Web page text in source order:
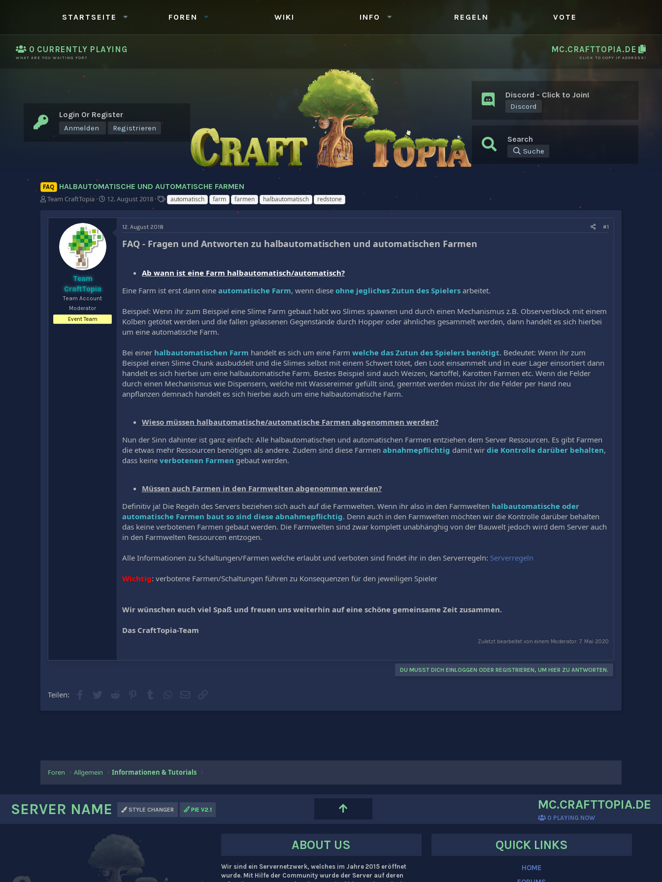
STARTSEITE FOREN WIKI INFO REGELN VOTE
0 CURRENTLY PLAYING
WHAT ARE YOU WAITING FOR?
MC.CRAFTTOPIA.DE
CLICK TO COPY IP ADDRESS!
Login Or Register
Anmelden Registrieren
Discord - Click to Join!
Discord
Search
Suche
FAQ HALBAUTOMATISCHE UND AUTOMATISCHE FARMEN
E
s
Team CraftTopia
E
s
12. August 2018
S
c
g
w
t
automatisch farm farmen halbautomatisch redstone
Team
CraftTopia
Team Account
Moderator
Event Team
12. August 2018 #1
FAQ - Fragen und Antworten zu halbautomatischen und automatischen Farmen
Ab wann ist eine Farm halbautomatisch/automatisch?
Eine Farm ist erst dann eine automatische Farm, wenn diese ohne jegliches Zutun des Spielers arbeitet.
Beispiel: Wenn ihr zum Beispiel eine Slime Farm gebaut habt wo Slimes spawnen und durch einen Mechanismus z.B. Observerblock mit einem
Kolben getötet werden und die fallen gelassenen Gegenstände durch Hopper oder ähnliches gesammelt werden, dann handelt es sich hierbei
um eine automatische Farm.
Bei einer halbautomatischen Farm handelt es sich um eine Farm welche das Zutun des Spielers benötigt. Bedeutet: Wenn ihr zum
Beispiel einen Slime Chunk ausbuddelt und die Slimes selbst mit einem Schwert tötet, den Loot einsammelt und in euer Lager einsortiert dann
handelt es sich hierbei um eine halbautomatische Farm. Bestes Beispiel sind auch Weizen, Kartoffel, Karotten Farmen etc. Wenn die Felder
durch einen Mechanismus wie Dispensern, welche mit Wassereimer gefüllt sind, geerntet werden müsst ihr die Felder per Hand neu
anpflanzen demnach handelt es sich hierbei auch um eine halbautomatische Farm.
Wieso müssen halbautomatische/automatische Farmen abgenommen werden?
Nun der Sinn dahinter ist ganz einfach: Alle halbautomatischen und automatischen Farmen entziehen dem Server Ressourcen. Es gibt Farmen
die etwas mehr Ressourcen benötigen als andere. Zudem sind diese Farmen abnahmepflichtig damit wir die Kontrolle darüber behalten,
dass keine verbotenen Farmen gebaut werden.
Müssen auch Farmen in den Farmwelten abgenommen werden?
Definitiv ja! Die Regeln des Servers beziehen sich auch auf die Farmwelten. Wenn ihr also in den Farmwelten halbautomatische oder
automatische Farmen baut so sind diese abnahmepflichtig. Denn auch in den Farmwelten möchten wir die Kontrolle darüber behalten
das keine verbotenen Farmen gebaut werden. Die Farmwelten sind zwar komplett unabhänghig von der Bauwelt jedoch wird dem Server auch
in den Farmwelten Ressourcen entzogen.
Alle Informationen zu Schaltungen/Farmen welche erlaubt und verboten sind findet ihr in den Serverregeln: Serverregeln
Wichtig: verbotene Farmen/Schaltungen führen zu Konsequenzen für den jeweiligen Spieler
Wir wünschen euch viel Spaß und freuen uns weiterhin auf eine schöne gemeinsame Zeit zusammen.
Das CraftTopia-Team
Zuletzt bearbeitet von einem Moderator: 7. Mai 2020
DU MUSST DICH EINLOGGEN ODER REGISTRIEREN, UM HIER ZU ANTWORTEN.
Teilen:
Foren Allgemein Informationen & Tutorials
SERVER NAME STYLE CHANGER PIE V2.1 MC.CRAFTTOPIA.DE
0 PLAYING NOW
ABOUT US
Wir sind ein Servernetzwerk, welches im Jahre 2015 eröffnet
wurde. Mit Hilfe der Community wurde der Server auf deren
QUICK LINKS
HOME